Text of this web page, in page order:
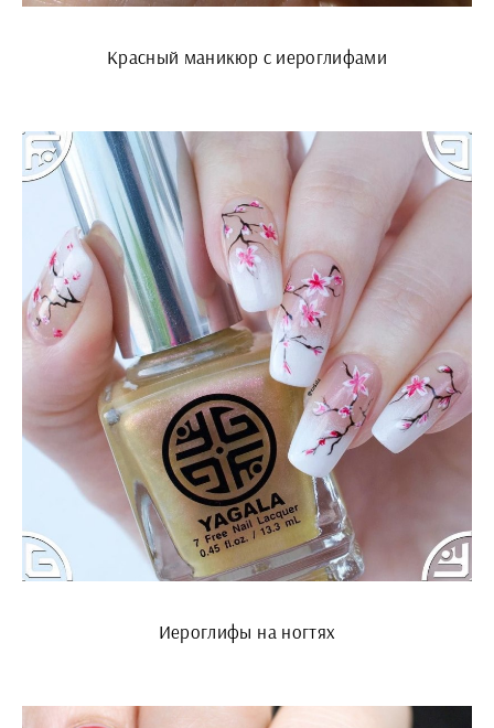
Красный маникюр с иероглифами
Иероглифы на ногтях